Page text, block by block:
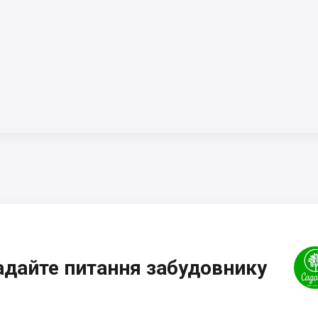
питання забудовнику